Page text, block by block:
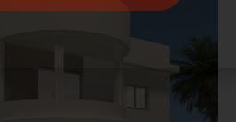
de evenementen